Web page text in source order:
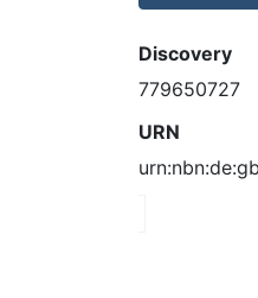
Discovery
779650727
URN